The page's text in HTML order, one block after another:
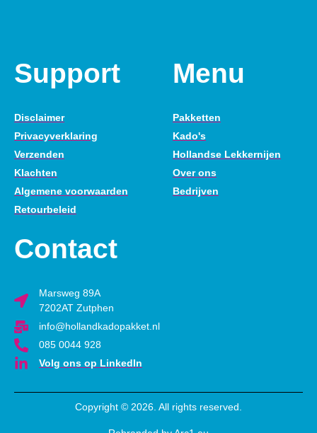
Support
Disclaimer
Privacyverklaring
Verzenden
Klachten
Algemene voorwaarden
Retourbeleid
Menu
Pakketten
Kado's
Hollandse Lekkernijen
Over ons
Bedrijven
Contact
Marsweg 89A
7202AT Zutphen
info@hollandkadopakket.nl
085 0044 928
Volg ons op LinkedIn
Copyright © 2026. All rights reserved.